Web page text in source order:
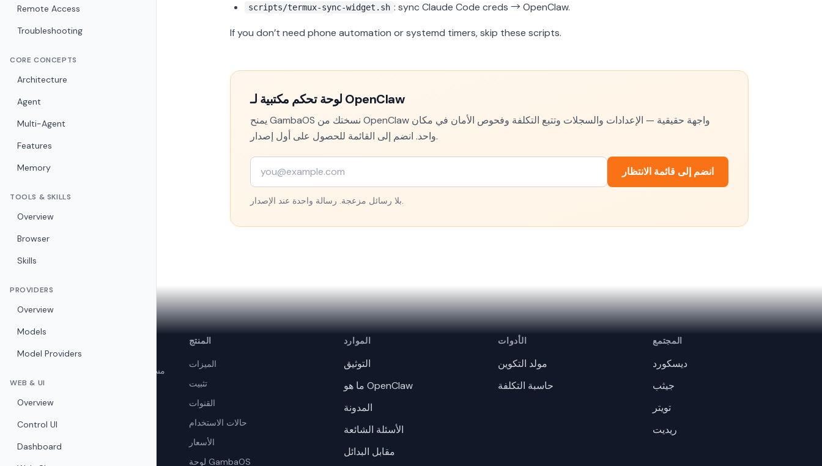
Remote Access
Troubleshooting
CORE CONCEPTS
Architecture
Agent
Multi-Agent
Features
Memory
TOOLS & SKILLS
Overview
Browser
Skills
PROVIDERS
Overview
Models
Model Providers
WEB & UI
Overview
Control UI
Dashboard
scripts/termux-sync-widget.sh : sync Claude Code creds → OpenClaw.
If you don’t need phone automation or systemd timers, skip these scripts.
لوحة تحكم مكتبية لـ OpenClaw
يمنح GambaOS نسختك من OpenClaw واجهة حقيقية — الإعدادات والسجلات وتتبع التكلفة وفحوص الأمان في مكان
واحد. انضم إلى القائمة للحصول على أول إصدار.
انضم إلى قائمة الانتظار
بلا رسائل مزعجة. رسالة واحدة عند الإصدار.
مساعد ذكاء اصطناعي شخصي مفتوح
المصدر. مستضاف ذاتياً وخاص
المنتج
الميزات
تثبيت
القنوات
حالات الاستخدام
الأسعار
لوحة GambaOS
الموارد
التوثيق
ما هو OpenClaw
المدونة
الأسئلة الشائعة
مقابل البدائل
الأدوات
مولد التكوين
حاسبة التكلفة
المجتمع
ديسكورد
جيثب
تويتر
ريديت